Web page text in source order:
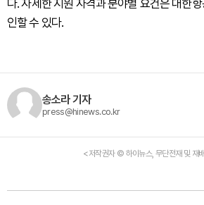
다. 자세한 지원 자격과 분야별 요건은 대한
인할 수 있다.
송소라 기자
press@hinews.co.kr
<저작권자 © 하이뉴스, 무단전재 및 재